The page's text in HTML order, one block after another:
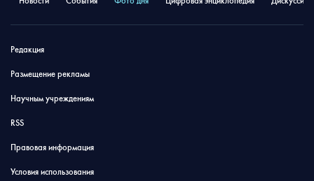
Редакция
Размещение рекламы
Научным учреждениям
RSS
Правовая информация
Условия использования